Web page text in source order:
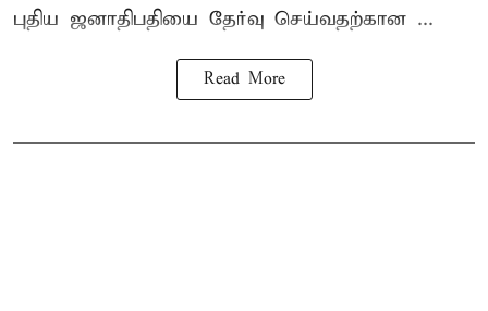
புதிய ஜனாதிபதியை தேர்வு செய்வதற்கான ...
Read More